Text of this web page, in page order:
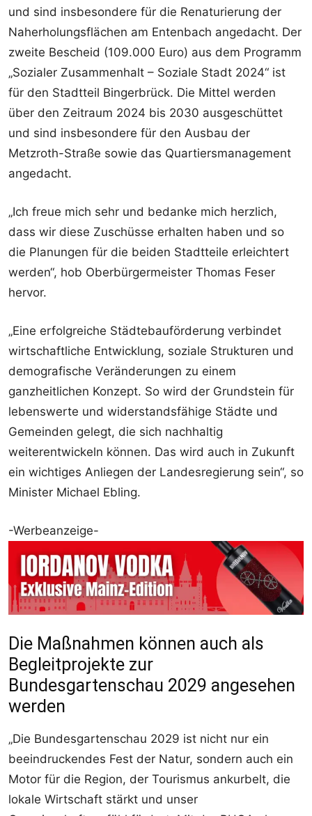
und sind insbesondere für die Renaturierung der
Naherholungsflächen am Entenbach angedacht. Der
zweite Bescheid (109.000 Euro) aus dem Programm
„Sozialer Zusammenhalt – Soziale Stadt 2024“ ist
für den Stadtteil Bingerbrück. Die Mittel werden
über den Zeitraum 2024 bis 2030 ausgeschüttet
und sind insbesondere für den Ausbau der
Metzroth-Straße sowie das Quartiersmanagement
angedacht.
„Ich freue mich sehr und bedanke mich herzlich,
dass wir diese Zuschüsse erhalten haben und so
die Planungen für die beiden Stadtteile erleichtert
werden“, hob Oberbürgermeister Thomas Feser
hervor.
„Eine erfolgreiche Städtebauförderung verbindet
wirtschaftliche Entwicklung, soziale Strukturen und
demografische Veränderungen zu einem
ganzheitlichen Konzept. So wird der Grundstein für
lebenswerte und widerstandsfähige Städte und
Gemeinden gelegt, die sich nachhaltig
weiterentwickeln können. Das wird auch in Zukunft
ein wichtiges Anliegen der Landesregierung sein“, so
Minister Michael Ebling.
-Werbeanzeige-
Die Maßnahmen können auch als
Begleitprojekte zur
Bundesgartenschau 2029 angesehen
werden
„Die Bundesgartenschau 2029 ist nicht nur ein
beeindruckendes Fest der Natur, sondern auch ein
Motor für die Region, der Tourismus ankurbelt, die
lokale Wirtschaft stärkt und unser